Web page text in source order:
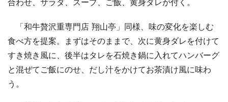
「和牛贅沢重専門店 翔山亭」同様、味の変化を楽しむ
食べ方を提案。まずはそのままで、次に黄身ダレを付けて
すき焼き風に、後半はタレを石焼き鍋に入れてハンバーグ
と混ぜてご飯にのせ、だし汁をかけてお茶漬け風に味わ
う。